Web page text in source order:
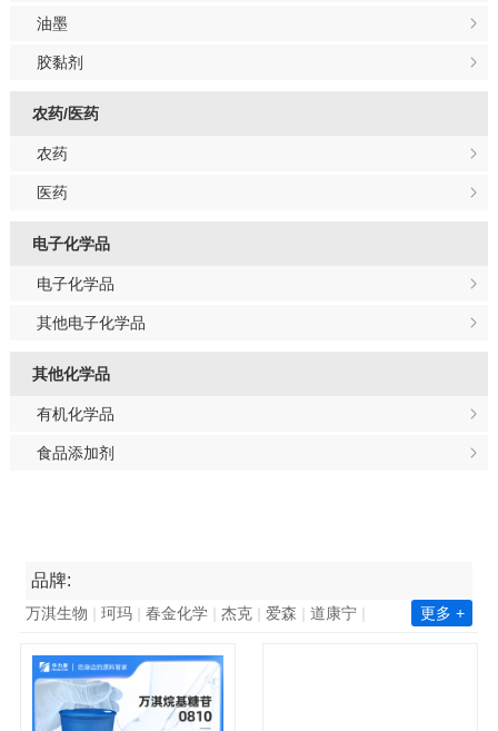
油墨
胶黏剂
农药/医药
农药
医药
电子化学品
电子化学品
其他电子化学品
其他化学品
有机化学品
食品添加剂
品牌:
万淇生物 珂玛 春金化学 杰克 爱森
道康宁
西卡
凯星 金川集团 诺力昂
毕克化学
百花 陶氏 赢创
华纳
海明斯 华山 韩华化学
更多 +